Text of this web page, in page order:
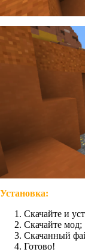
Установка:
Скачайте и
Скачайте мод;
Скачанный
Готово!